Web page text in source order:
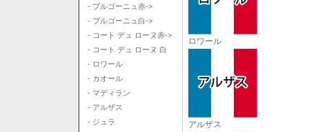
- ブルゴーニュ赤->
- ブルゴーニュ白->
- コート デュ ローヌ赤->
- コート デュ ローヌ 白
- ロワール
- カオール
- マディラン
- アルザス
- ジュラ
ロワール
アルザス